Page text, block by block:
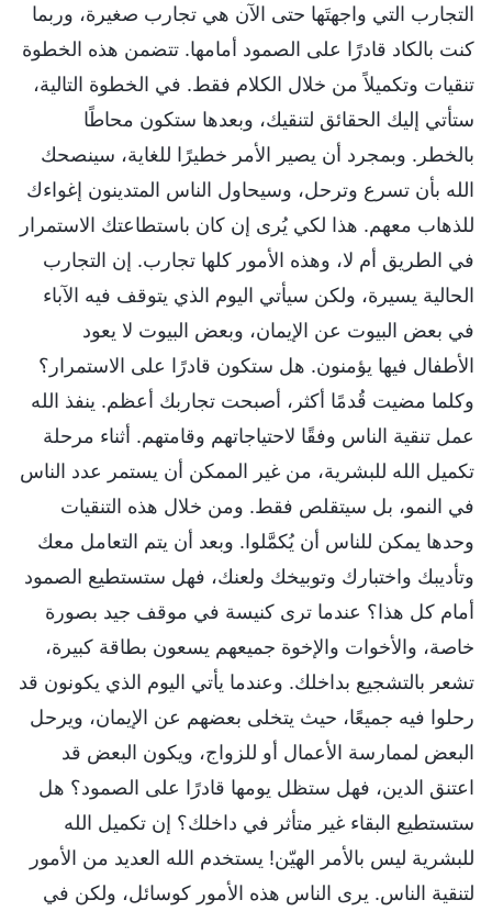
التجارب التي واجهتَها حتى الآن هي تجارب صغيرة، وربما
كنت بالكاد قادرًا على الصمود أمامها. تتضمن هذه الخطوة
تنقيات وتكميلاً من خلال الكلام فقط. في الخطوة التالية،
ستأتي إليك الحقائق لتنقيك، وبعدها ستكون محاطًا
بالخطر. وبمجرد أن يصير الأمر خطيرًا للغاية، سينصحك
الله بأن تسرع وترحل، وسيحاول الناس المتدينون إغواءك
للذهاب معهم. هذا لكي يُرى إن كان باستطاعتك الاستمرار
في الطريق أم لا، وهذه الأمور كلها تجارب. إن التجارب
الحالية يسيرة، ولكن سيأتي اليوم الذي يتوقف فيه الآباء
في بعض البيوت عن الإيمان، وبعض البيوت لا يعود
الأطفال فيها يؤمنون. هل ستكون قادرًا على الاستمرار؟
وكلما مضيت قُدمًا أكثر، أصبحت تجاربك أعظم. ينفذ الله
عمل تنقية الناس وفقًا لاحتياجاتهم وقامتهم. أثناء مرحلة
تكميل الله للبشرية، من غير الممكن أن يستمر عدد الناس
في النمو، بل سيتقلص فقط. ومن خلال هذه التنقيات
وحدها يمكن للناس أن يُكمَّلوا. وبعد أن يتم التعامل معك
وتأديبك واختبارك وتوبيخك ولعنك، فهل ستستطيع الصمود
أمام كل هذا؟ عندما ترى كنيسة في موقف جيد بصورة
خاصة، والأخوات والإخوة جميعهم يسعون بطاقة كبيرة،
تشعر بالتشجيع بداخلك. وعندما يأتي اليوم الذي يكونون قد
رحلوا فيه جميعًا، حيث يتخلى بعضهم عن الإيمان، ويرحل
البعض لممارسة الأعمال أو للزواج، ويكون البعض قد
اعتنق الدين، فهل ستظل يومها قادرًا على الصمود؟ هل
ستستطيع البقاء غير متأثر في داخلك؟ إن تكميل الله
للبشرية ليس بالأمر الهيّن! يستخدم الله العديد من الأمور
لتنقية الناس. يرى الناس هذه الأمور كوسائل، ولكن في